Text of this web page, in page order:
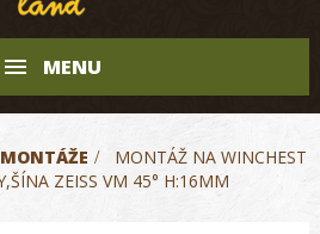
MENU
MONTÁŽE >
MONTÁŽ NA WINCHEST
ZEISS VM 45° H:16MM